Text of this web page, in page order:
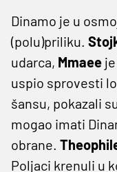
Dinamo je u
(polu)priliku.
udarca, Mmaee
uspio sprovesti
šansu, pokazali
mogao imati
obrane.
Poljaci krenuli u